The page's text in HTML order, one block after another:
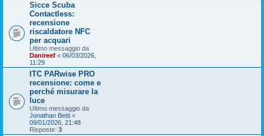
Sicce Scuba
Contactless:
recensione
riscaldatore NFC
per acquari
Ultimo messaggio da
Danireef « 06/03/2026,
11:29
ITC PARwise PRO
recensione: come e
perché misurare la
luce
Ultimo messaggio da
Jonathan Betti «
09/01/2026, 21:48
Risposte: 3